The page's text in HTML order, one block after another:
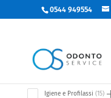
0544 949554
Categorie
Igiene e Profilassi 1515